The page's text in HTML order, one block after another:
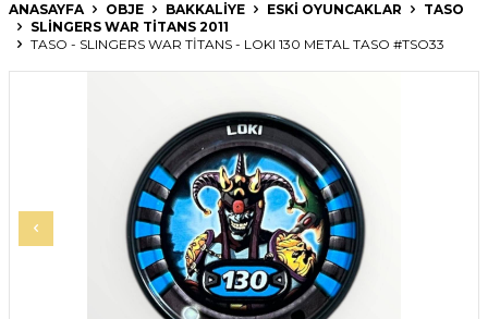
ANASAYFA OBJE BAKKALIYE ESKI OYUNCAKLAR
TASO
SLINGERS WAR TITANS 2011
TASO - SLINGERS WAR TITANS - LOKI 130 METAL TASO #TSO33